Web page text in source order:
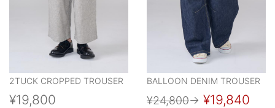
2TUCK CROPPED TROUSER
¥19,800
BALLOON DENIM TROUSER
¥24,800→ ¥19,840